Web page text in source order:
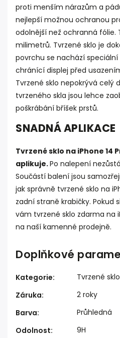
proti menším nárazům a
nejlepší možnou ochranou
odolnější než ochranná fólie.
milimetrů. Tvrzené sklo je
povrchu se nachází
chránící displej před
Tvrzené sklo nepokrývá celý
tvrzeného skla jsou lehce
poškrábání bříšek prstů.
SNADNÁ APLIKACE
Tvrzené sklo na iPhone 14
aplikuje.Po nalepení
Součástí balení jsou
jak správně tvrzené sklo na
zadní straně krabičky. Pokud
vám tvrzené sklo zdarma na
na naší kamenné prodejně.
Doplňkové
Kategorie:
Tvrzené
Záruka:
2 roky
Barva:
Průhledná
Odolnost:
9H